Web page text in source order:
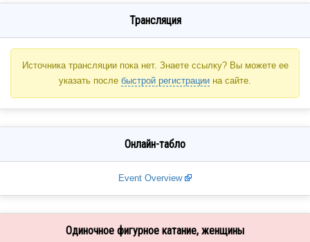
Трансляция
Источника трансляции пока нет. Знаете ссылку? Вы можете ее
указать после быстрой регистрации на сайте.
Онлайн-табло
Event Overview
Одиночное фигурное катание, женщины